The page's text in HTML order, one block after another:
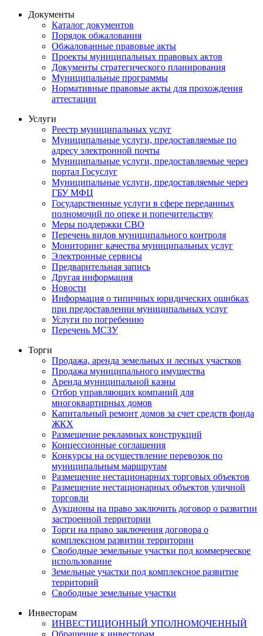
Документы
Каталог документов
Порядок обжалования
Обжалованные правовые акты
Проекты муниципальных правовых актов
Документы стратегического планирования
Муниципальные программы
Нормативные правовые акты для прохождения
аттестации
Услуги
Реестр муниципальных услуг
Муниципальные услуги, предоставляемые по
адресу электронной почты
Муниципальные услуги, предоставляемые через
портал Госуслуг
Муниципальные услуги, предоставляемые через
ГБУ МФЦ
Государственные услуги в сфере переданных
полномочий по опеке и попечительству
Меры поддержки СВО
Перечень видов муниципального контроля
Мониторинг качества муниципальных услуг
Электронные сервисы
Предварительная запись
Другая информация
Новости
Информация о типичных юридических ошибках
при предоставлении муниципальных услуг
Услуги по погребению
Перечень МСЗУ
Торги
Продажа, аренда земельных и лесных участков
Продажа муниципального имущества
Аренда муниципальной казны
Отбор управляющих компаний для
многоквартирных домов
Капитальный ремонт домов за счет средств фонда
ЖКХ
Размещение рекламных конструкций
Концессионные соглашения
Конкурсы на осуществление перевозок по
муниципальным маршрутам
Размещение нестационарных торговых объектов
Размещение нестационарных объектов уличной
торговли
Аукционы на право заключить договор о развитии
застроенной территории
Торги на право заключения договора о
комплексном развитии территории
Свободные земельные участки под коммерческое
использование
Земельные участки под комплексное развитие
территорий
Свободные земельные участки
Инвесторам
ИНВЕСТИЦИОННЫЙ УПОЛНОМОЧЕННЫЙ
Обращение к инвесторам